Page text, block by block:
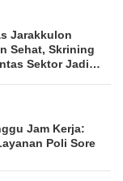
Jarakkulon
Sehat, Skrining
Sektor Jadi
Jam Kerja:
Poli Sore